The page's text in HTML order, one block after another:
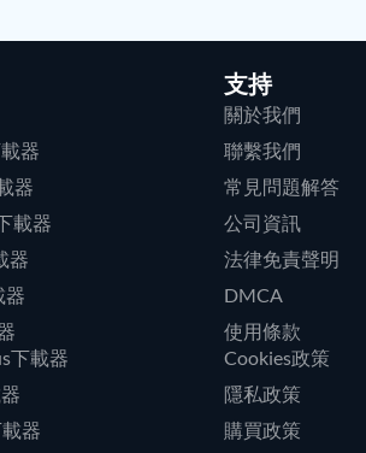
器
器
載器
器
器
下載器
器
支持
關於我們
聯繫我們
常見問題解答
公司資訊
法律免責聲明
DMCA
使用條款
Cookies政策
隱私政策
購買政策